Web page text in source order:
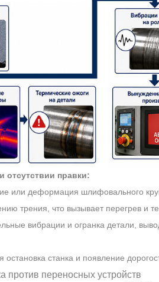
отсутствии правки:
или деформация шлифовального
трения, что вызывает перегрев и
вибрации и огранка детали,
остановка станка и появление
против переносных устройств